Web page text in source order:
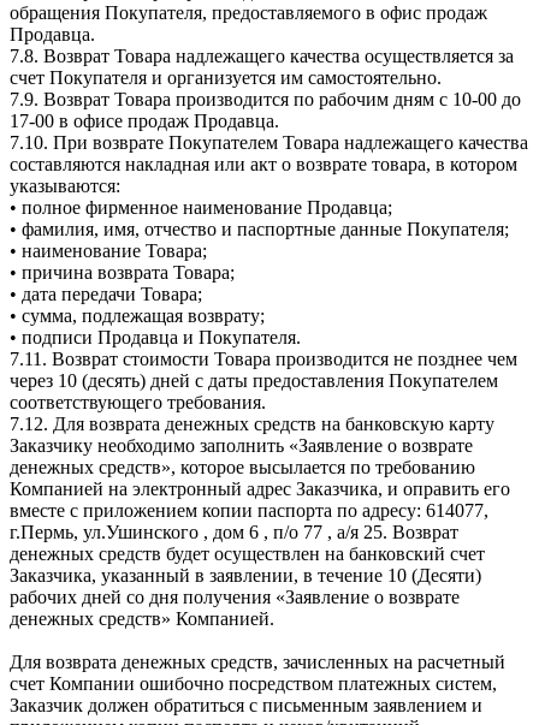
обращения Покупателя, предоставляемого в офис продаж
Продавца.
7.8. Возврат Товара надлежащего качества осуществляется за
счет Покупателя и организуется им самостоятельно.
7.9. Возврат Товара производится по рабочим дням с 10-00 до
17-00 в офисе продаж Продавца.
7.10. При возврате Покупателем Товара надлежащего качества
составляются накладная или акт о возврате товара, в котором
указываются:
• полное фирменное наименование Продавца;
• фамилия, имя, отчество и паспортные данные Покупателя;
• наименование Товара;
• причина возврата Товара;
• дата передачи Товара;
• сумма, подлежащая возврату;
• подписи Продавца и Покупателя.
7.11. Возврат стоимости Товара производится не позднее чем
через 10 (десять) дней с даты предоставления Покупателем
соответствующего требования.
7.12. Для возврата денежных средств на банковскую карту
Заказчику необходимо заполнить «Заявление о возврате
денежных средств», которое высылается по требованию
Компанией на электронный адрес Заказчика, и оправить его
вместе с приложением копии паспорта по адресу: 614077,
г.Пермь, ул.Ушинского , дом 6 , п/о 77 , а/я 25. Возврат
денежных средств будет осуществлен на банковский счет
Заказчика, указанный в заявлении, в течение 10 (Десяти)
рабочих дней со дня получения «Заявление о возврате
денежных средств» Компанией.
Для возврата денежных средств, зачисленных на расчетный
счет Компании ошибочно посредством платежных систем,
Заказчик должен обратиться с письменным заявлением и